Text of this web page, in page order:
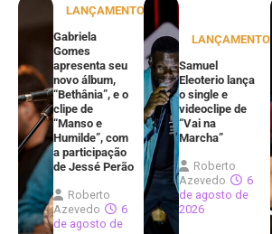
LANÇAMENTOS
Gabriela
Gomes
apresenta seu
novo álbum,
“Bethânia”, e o
clipe de
“Manso e
Humilde”, com
a participação
de Jessé Perão
Roberto
Azevedo
6
de agosto de
LANÇAMENTOS
Samuel
Eleoterio lança
o single e
videoclipe de
“Vai na
Marcha”
Roberto
Azevedo
6
de agosto de
2026